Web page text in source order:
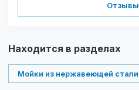
Отзывы
Находится в разделах
Мойки из нержавеющей стали